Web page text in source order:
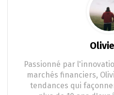
Passionné par
marchés financiers,
tendances qui